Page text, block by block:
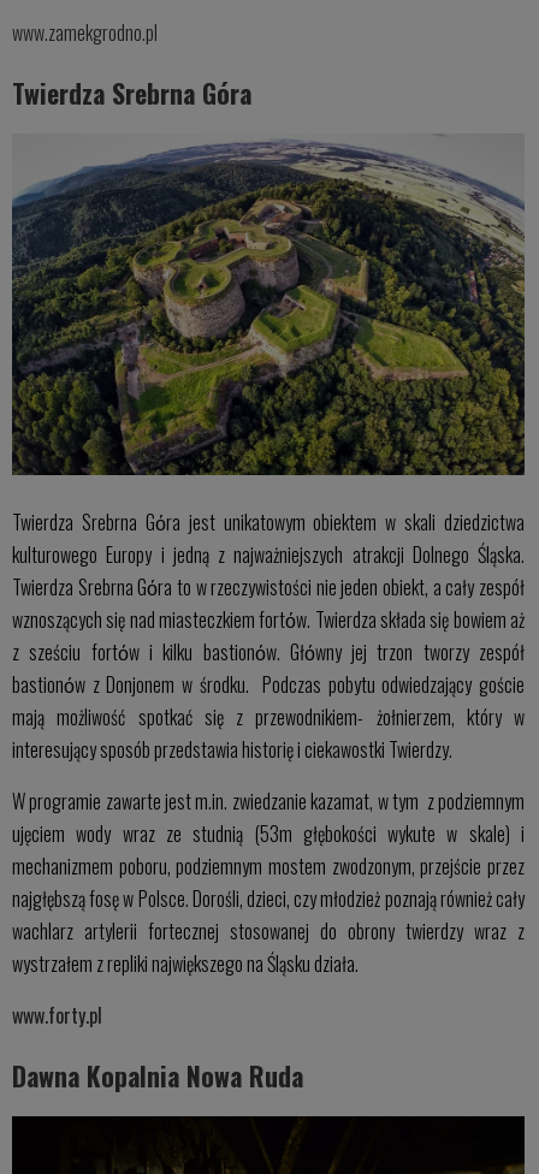
www.zamekgrodno.pl
Twierdza Srebrna Góra
Twierdza Srebrna Gόra jest unikatowym obiektem w skali dziedzictwa
kulturowego Europy i jedną z najważniejszych atrakcji Dolnego Śląska.
Twierdza Srebrna Gόra to w rzeczywistości nie jeden obiekt, a cały zespół
wznoszących się nad miasteczkiem fortόw. Twierdza składa się bowiem aż
z sześciu fortόw i kilku bastionόw. Głόwny jej trzon tworzy zespół
bastionόw z Donjonem w środku. Podczas pobytu odwiedzający goście
mają możliwość spotkać się z przewodnikiem- żołnierzem, który w
interesujący sposób przedstawia historię i ciekawostki Twierdzy.
W programie zawarte jest m.in. zwiedzanie kazamat, w tym z podziemnym
ujęciem wody wraz ze studnią (53m głębokości wykute w skale) i
mechanizmem poboru, podziemnym mostem zwodzonym, przejście przez
najgłębszą fosę w Polsce. Dorośli, dzieci, czy młodzież poznają również cały
wachlarz artylerii fortecznej stosowanej do obrony twierdzy wraz z
wystrzałem z repliki największego na Śląsku działa.
www.forty.pl
Dawna Kopalnia Nowa Ruda